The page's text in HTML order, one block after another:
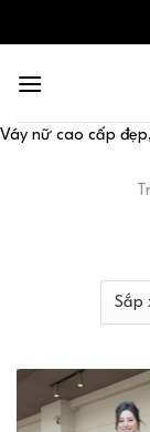
to
Váy nữ cao cấp